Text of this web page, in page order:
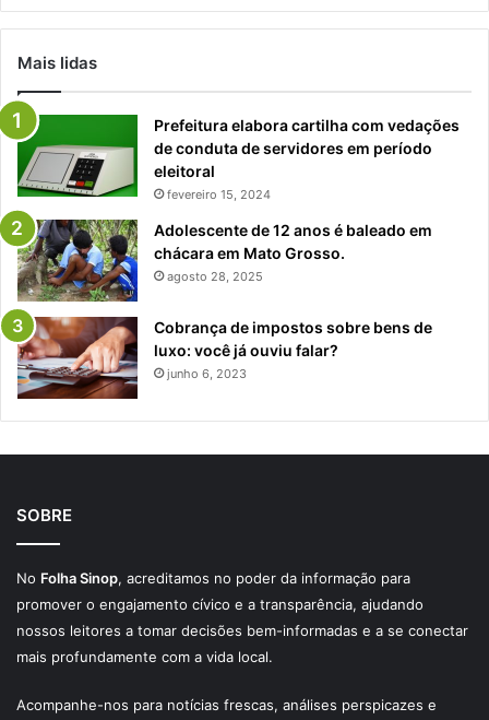
Mais lidas
Prefeitura elabora cartilha com vedações
de conduta de servidores em período
eleitoral
fevereiro 15, 2024
Adolescente de 12 anos é baleado em
chácara em Mato Grosso.
agosto 28, 2025
Cobrança de impostos sobre bens de
luxo: você já ouviu falar?
junho 6, 2023
SOBRE
No Folha Sinop, acreditamos no poder da informação para
promover o engajamento cívico e a transparência, ajudando
nossos leitores a tomar decisões bem-informadas e a se conectar
mais profundamente com a vida local.
Acompanhe-nos para notícias frescas, análises perspicazes e